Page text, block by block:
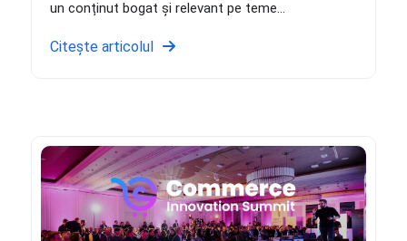
un conținut bogat și relevant pe teme...
Citește articolul